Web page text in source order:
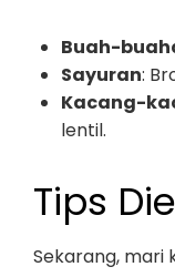
Buah-
Sayuran:
Kacang-
lentil.
Tips
Sekarang, mari